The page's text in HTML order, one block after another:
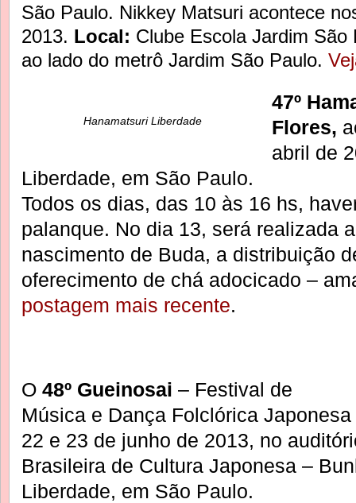
São Paulo. Nikkey Matsuri acontece
2013. Local: Clube Escola Jardim
ao lado do metrô Jardim São Paulo.
Hanamatsuri Liberdade
47º
Flores,
abril de
Liberdade, em São Paulo.
Todos os dias, das 10 às 16 hs,
palanque. No dia 13, será realizada
nascimento de Buda, a distribuição
oferecimento de chá adocicado –
postagem mais recente.
O 48º Gueinosai – Festival de
Música e Dança Folclórica
22 e 23 de junho de 2013, no
Brasileira de Cultura Japonesa –
Liberdade, em São Paulo.